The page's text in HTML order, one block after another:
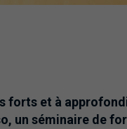
forts et à
un séminaire de